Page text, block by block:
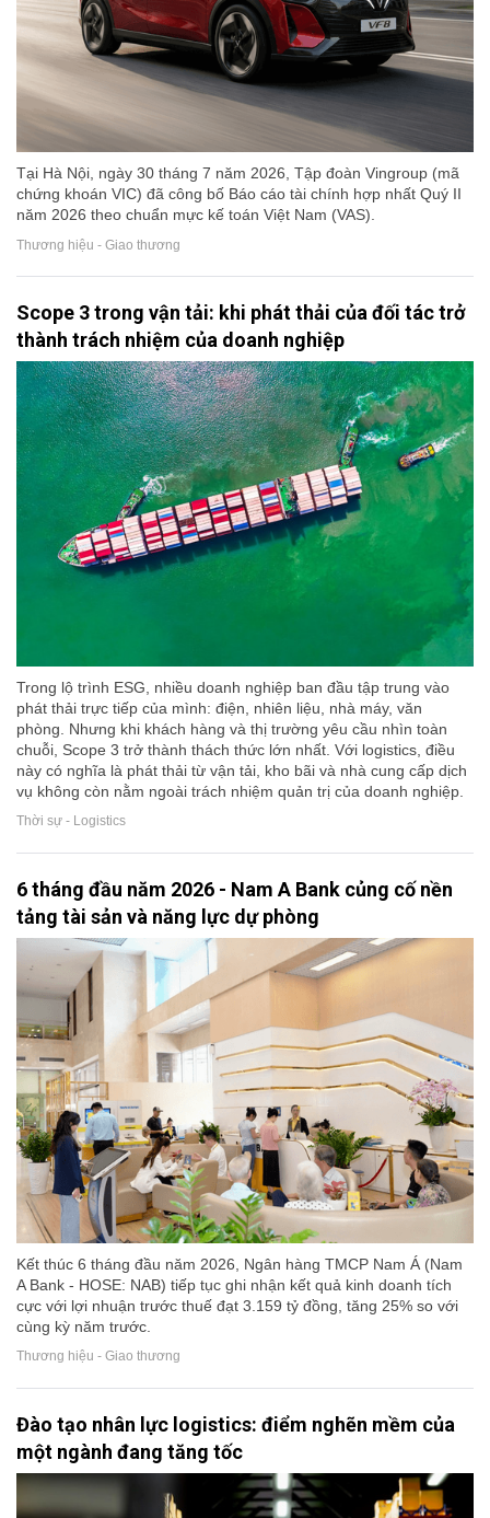
Tại Hà Nội, ngày 30 tháng 7 năm 2026, Tập đoàn Vingroup (mã
chứng khoán VIC) đã công bố Báo cáo tài chính hợp nhất Quý II
năm 2026 theo chuẩn mực kế toán Việt Nam (VAS).
Thương hiệu - Giao thương
Scope 3 trong vận tải: khi phát thải của đối tác trở
thành trách nhiệm của doanh nghiệp
Trong lộ trình ESG, nhiều doanh nghiệp ban đầu tập trung vào
phát thải trực tiếp của mình: điện, nhiên liệu, nhà máy, văn
phòng. Nhưng khi khách hàng và thị trường yêu cầu nhìn toàn
chuỗi, Scope 3 trở thành thách thức lớn nhất. Với logistics, điều
này có nghĩa là phát thải từ vận tải, kho bãi và nhà cung cấp dịch
vụ không còn nằm ngoài trách nhiệm quản trị của doanh nghiệp.
Thời sự - Logistics
6 tháng đầu năm 2026 - Nam A Bank củng cố nền
tảng tài sản và năng lực dự phòng
Kết thúc 6 tháng đầu năm 2026, Ngân hàng TMCP Nam Á (Nam
A Bank - HOSE: NAB) tiếp tục ghi nhận kết quả kinh doanh tích
cực với lợi nhuận trước thuế đạt 3.159 tỷ đồng, tăng 25% so với
cùng kỳ năm trước.
Thương hiệu - Giao thương
Đào tạo nhân lực logistics: điểm nghẽn mềm của
một ngành đang tăng tốc